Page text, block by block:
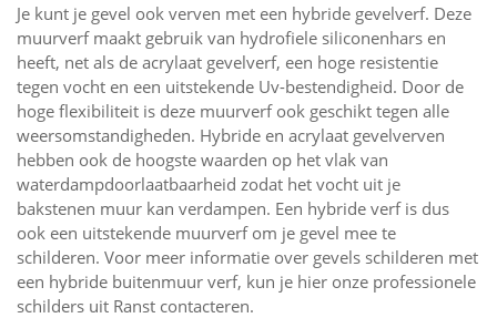
Je kunt je gevel ook verven met een hybride gevelverf. Deze
muurverf maakt gebruik van hydrofiele siliconenhars en
heeft, net als de acrylaat gevelverf, een hoge resistentie
tegen vocht en een uitstekende Uv-bestendigheid. Door de
hoge flexibiliteit is deze muurverf ook geschikt tegen alle
weersomstandigheden. Hybride en acrylaat gevelverven
hebben ook de hoogste waarden op het vlak van
waterdampdoorlaatbaarheid zodat het vocht uit je
bakstenen muur kan verdampen. Een hybride verf is dus
ook een uitstekende muurverf om je gevel mee te
schilderen. Voor meer informatie over gevels schilderen met
een hybride buitenmuur verf, kun je hier onze professionele
schilders uit Ranst contacteren.